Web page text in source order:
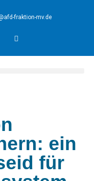
fraktion-mv.de
ein
für